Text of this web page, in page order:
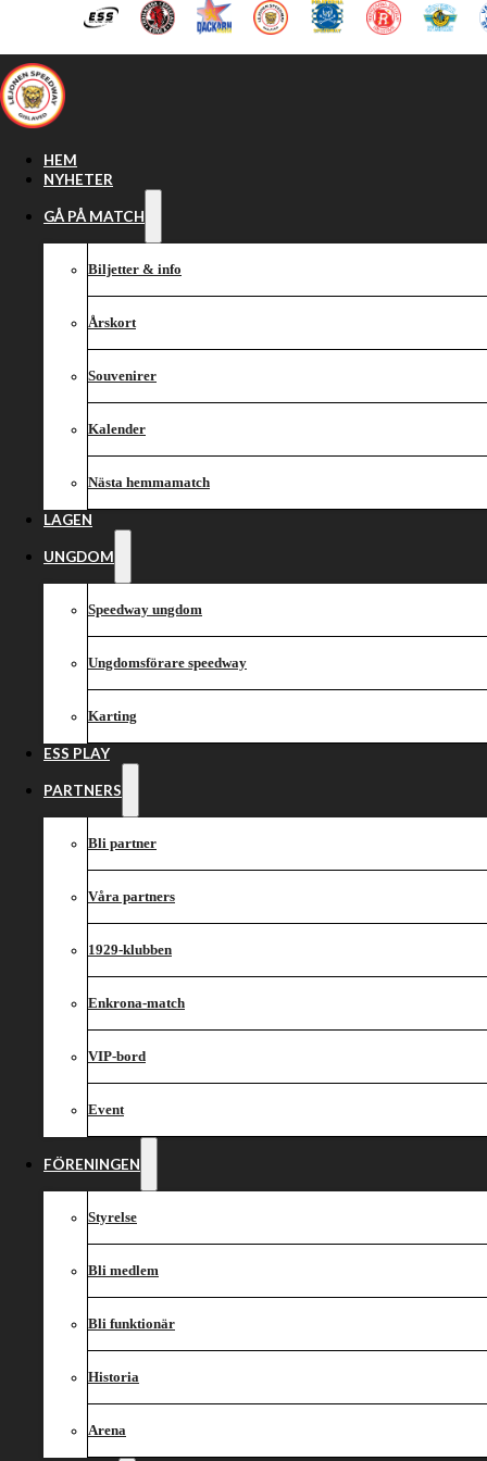
Hoppa till huvudinnehåll Hoppa till sidfot
HEM
NYHETER
GÅ PÅ MATCH
Biljetter & info
Årskort
Souvenirer
Kalender
Nästa hemmamatch
LAGEN
UNGDOM
Speedway ungdom
Ungdomsförare speedway
Karting
ESS PLAY
PARTNERS
Bli partner
Våra partners
1929-klubben
Enkrona-match
VIP-bord
Event
FÖRENINGEN
Styrelse
Bli medlem
Bli funktionär
Historia
Arena
Årets